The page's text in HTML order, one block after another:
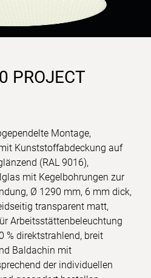
PROJECT
Montage,
Kunststoffabdeckung auf
(RAL 9016),
mit Kegelbohrungen zur
Ø 1290 mm, 6 mm dick,
transparent matt,
Arbeitsstättenbeleuchtung
% direktstrahlend, breit
Baldachin mit
der individuellen